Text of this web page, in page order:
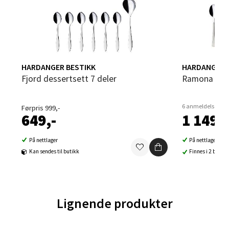
HARDANGER BESTIKK
Fjord dessertsett 7 deler
Førpris 999,-
649,-
På nettlager
Kan sendes til butikk
HARDANGER
Ramona
6 anmeldelser
1 149,-
På nettlager
Finnes i 2
Lignende produkter
Åpent i dag 09-20
0 i butikk
Sandvika - Thon Senter Sandvika
Brodtkorbsgate 7, 1338 Sandvika
Åpent i dag 10-21